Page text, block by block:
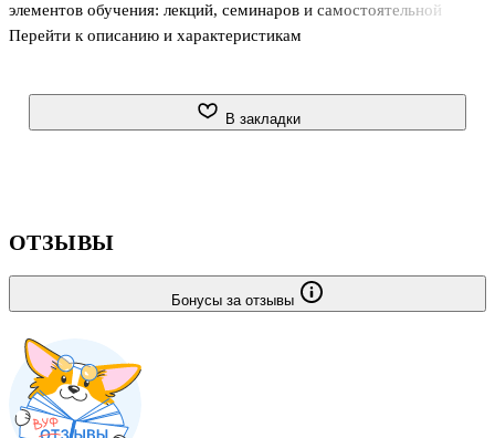
элементов обучения: лекций, семинаров и самостоятельной
работы. В конце каждой лекции даны упражнения, подобранные
же время умение решить все задачи, относящиеся к данной
университетской
Перейти к описанию и характеристикам
В закладки
ОТЗЫВЫ
Бонусы за отзывы